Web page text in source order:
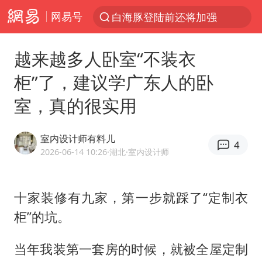
网易号
国乒女单三将晋级四强
选专业别因“热门”窄化“热爱”
情侣平潭拍日出坠崖1死1伤
白海豚将正面袭击贯穿浙江
上四休三，但降薪1000元，你接受吗？
越来越多人卧室“不装衣
柜”了，建议学广东人的卧
室，真的很实用
室内设计师有料儿
2026-06-14 10:26·湖北·室内设计师
4
十家装修有九家，第一步就踩了“定制衣
柜”的坑。
当年我装第一套房的时候，就被全屋定制